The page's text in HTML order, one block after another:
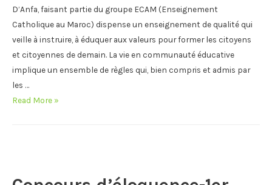
D’Anfa, faisant partie du groupe ECAM (Enseignement
Catholique au Maroc) dispense un enseignement de qualité qui
veille à instruire, à éduquer aux valeurs pour former les citoyens
et citoyennes de demain. La vie en communauté éducative
implique un ensemble de règles qui, bien compris et admis par
les …
RÈGLEMENT
Read More »